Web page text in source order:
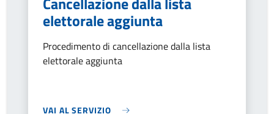
elettorale aggiunta
Procedimento di cancellazione dalla lista
elettorale aggiunta
VAI AL SERVIZIO